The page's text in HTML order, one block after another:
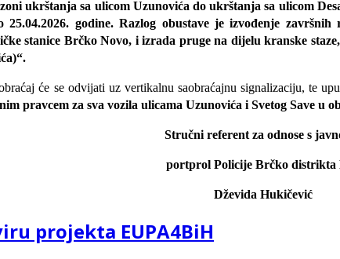
ukrštanja sa ulicom Uzunovića do ukrštanja sa ulicom
25.04.2026. godine. Razlog obustave je izvođenje završnih
stanice Brčko Novo, i izrada pruge na dijelu kranske
)“.
će se odvijati uz vertikalnu saobraćajnu signalizaciju, te
pravcem za sva vozila ulicama Uzunovića i Svetog Save u
Stručni referent za odnose s
portprol Policije Brčko distrikta
Dževida Hukičević
projekta EUPA4BiH